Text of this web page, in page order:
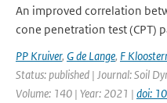
An improved correlation
cone penetration test (CPT)
PP Kruiver, G de Lange, F
Status: published | Journal: Soil
Volume: 140 | Year: 2021 | doi: